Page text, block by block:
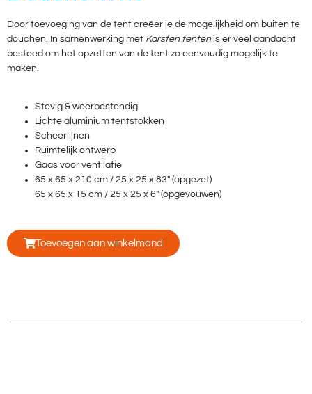
Door toevoeging van de tent creëer je de mogelijkheid om buiten te
douchen. In samenwerking met Karsten tenten is er veel aandacht
besteed om het opzetten van de tent zo eenvoudig mogelijk te
maken.
Stevig & weerbestendig
Lichte aluminium tentstokken
Scheerlijnen
Ruimtelijk ontwerp
Gaas voor ventilatie
65 x 65 x 210 cm / 25 x 25 x 83″ (opgezet)
65 x 65 x 15 cm / 25 x 25 x 6″ (opgevouwen)
Toevoegen aan winkelmand